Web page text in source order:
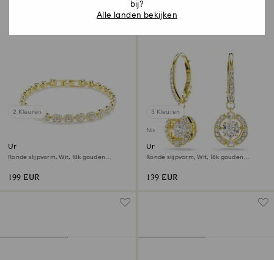
2 Kleuren
Una Angelic armband
Ronde slijpvorm, Wit, ‎18k gouden
199 EUR
3 Kleuren
Nieuw
Una Angelic Oorhangers
Ronde slijpvorm, Wit, ‎18k gouden
139 EUR
bij?
Alle landen bekijken